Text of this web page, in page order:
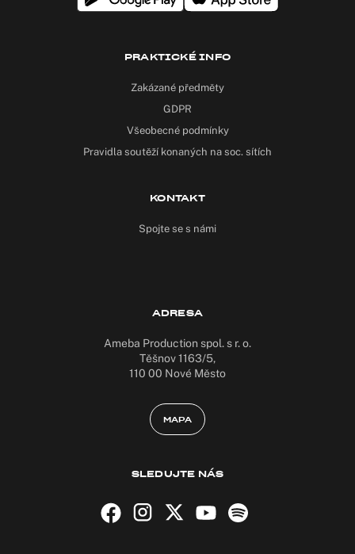
PRAKTICKÉ INFO
Zakázané předměty
GDPR
Všeobecné podmínky
Pravidla soutěží konaných na soc. sítích
KONTAKT
Spojte se s námi
ADRESA
Ameba Production spol. s r. o.
Těšnov 1163/5,
110 00 Nové Město
MAPA
SLEDUJTE NÁS